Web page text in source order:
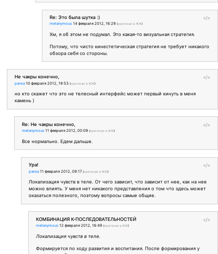
</>
Re: Это была шутка :)
metanymous 14 февраля 2012, 16:29 (оригинал в ЖЖ)
Хм, я об этом не подумал. Это какая-то визуальная стратегия.
Потому, что чисто кинестетическая стратегия не требует никакого
обзора себя со стороны.
</>
Не чакры конечно,
pansa 10 февраля 2012, 19:53 (оригинал в ЖЖ)
но кто скажет что это не телесный интерфейс может первый кинуть в меня
камень )
</>
Re: Не чакры конечно,
metanymous 11 февраля 2012, 00:09 (оригинал в ЖЖ)
Все нормально. Едем дальше.
</>
Ура!
pansa 11 февраля 2012, 09:17 (оригинал в ЖЖ)
Локализация чувств в теле. От чего зависит, что зависит от нее, как на нее
можно влиять. У меня нет никакого представления о том что здесь может
оказаться полезного, поэтому вопросы самые общие.
</>
КОМБИНАЦИЯ К-ПОСЛЕДОВАТЕЛЬНОСТЕЙ
metanymous 12 февраля 2012, 16:49 (оригинал в ЖЖ)
Локализация чувств в теле.
Формируется по ходу развития и воспитания. После формирования у